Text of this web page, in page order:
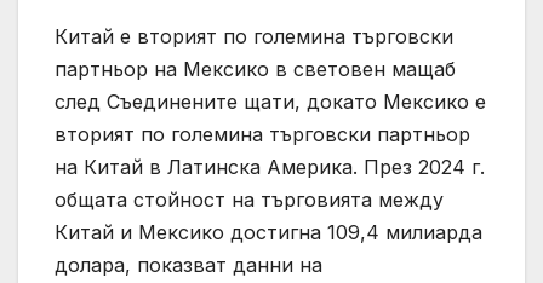
Китай е вторият по големина търговски
партньор на Мексико в световен мащаб
след Съединените щати, докато Мексико е
вторият по големина търговски партньор
на Китай в Латинска Америка. През 2024 г.
общата стойност на търговията между
Китай и Мексико достигна 109,4 милиарда
долара, показват данни на